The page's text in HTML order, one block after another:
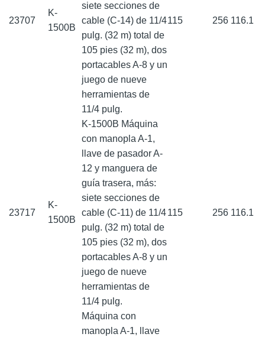
23707
K-
1500B
siete secciones de
cable (C-14) de 11/4
pulg. (32 m) total de
105 pies (32 m), dos
portacables A-8 y un
juego de nueve
herramientas de
11/4 pulg.
115 256 116.1
23717
K-
1500B
K-1500B Máquina
con manopla A-1,
llave de pasador A-
12 y manguera de
guía trasera, más:
siete secciones de
cable (C-11) de 11/4
pulg. (32 m) total de
105 pies (32 m), dos
portacables A-8 y un
juego de nueve
herramientas de
11/4 pulg.
115 256 116.1
Máquina con
manopla A-1, llave